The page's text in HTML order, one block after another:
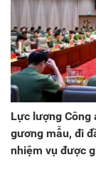
Lực lượng Công
gương mẫu, đi
nhiệm vụ được